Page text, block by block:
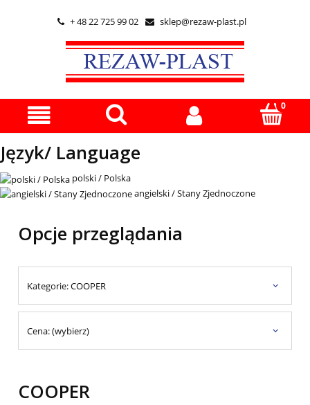
 + 48 22 725 99 02  sklep@rezaw-plast.pl
Język/ Language
polski / Polska
angielski / Stany Zjednoczone
Opcje przeglądania
Kategorie: COOPER
Cena: (wybierz)
COOPER